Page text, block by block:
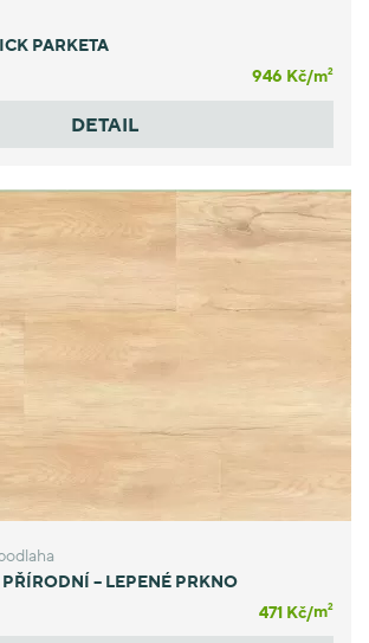
PARKETA
946 Kč/m2
DETAIL
– LEPENÉ PRKNO
471 Kč/m2